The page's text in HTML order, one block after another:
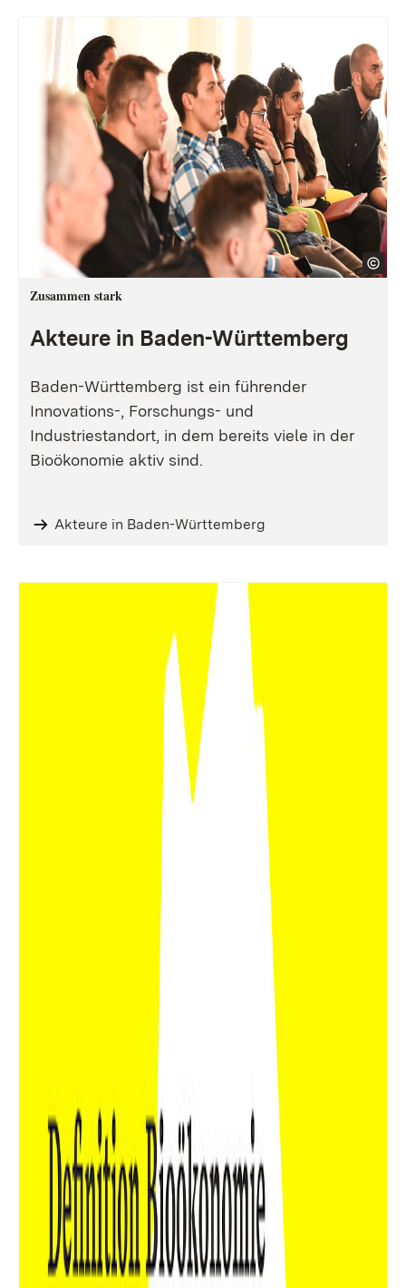
Zusammen stark
Akteure in Baden-Württemberg
Baden-Württemberg ist ein führender
Innovations-, Forschungs- und
Industriestandort, in dem bereits viele in der
Bioökonomie aktiv sind.
Akteure in Baden-Württemberg